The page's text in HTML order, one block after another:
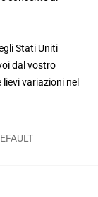
Stati Uniti
dal vostro
variazioni nel